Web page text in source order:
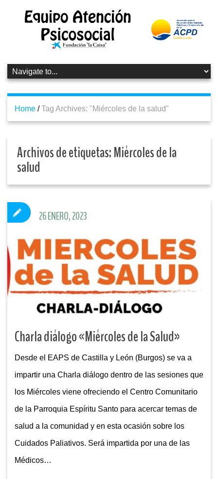
Home / Tag Archives: "Miércoles de la salud"
Archivos de etiquetas:Miércoles de la
salud
Charla diálogo «Miércoles de la Salud»
Desde el EAPS de Castilla y León (Burgos) se va a
impartir una Charla diálogo dentro de las sesiones que
los Miércoles viene ofreciendo el Centro Comunitario
de la Parroquia Espíritu Santo para acercar temas de
salud a la comunidad y en esta ocasión sobre los
Cuidados Paliativos. Será impartida por una de las
Médicos…
26 ENERO, 2023